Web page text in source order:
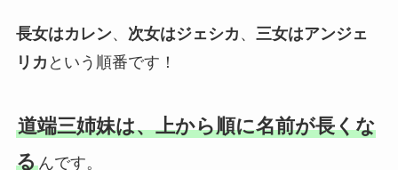
長女はカレン、 次女はジェシカ 、 三女はアンジェ
リカ という順番です！
道端三姉妹は、上から順に名前が長くな
るんです。